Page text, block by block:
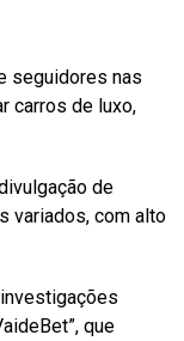
seguidores nas
carros de luxo,
de
variados, com alto
que